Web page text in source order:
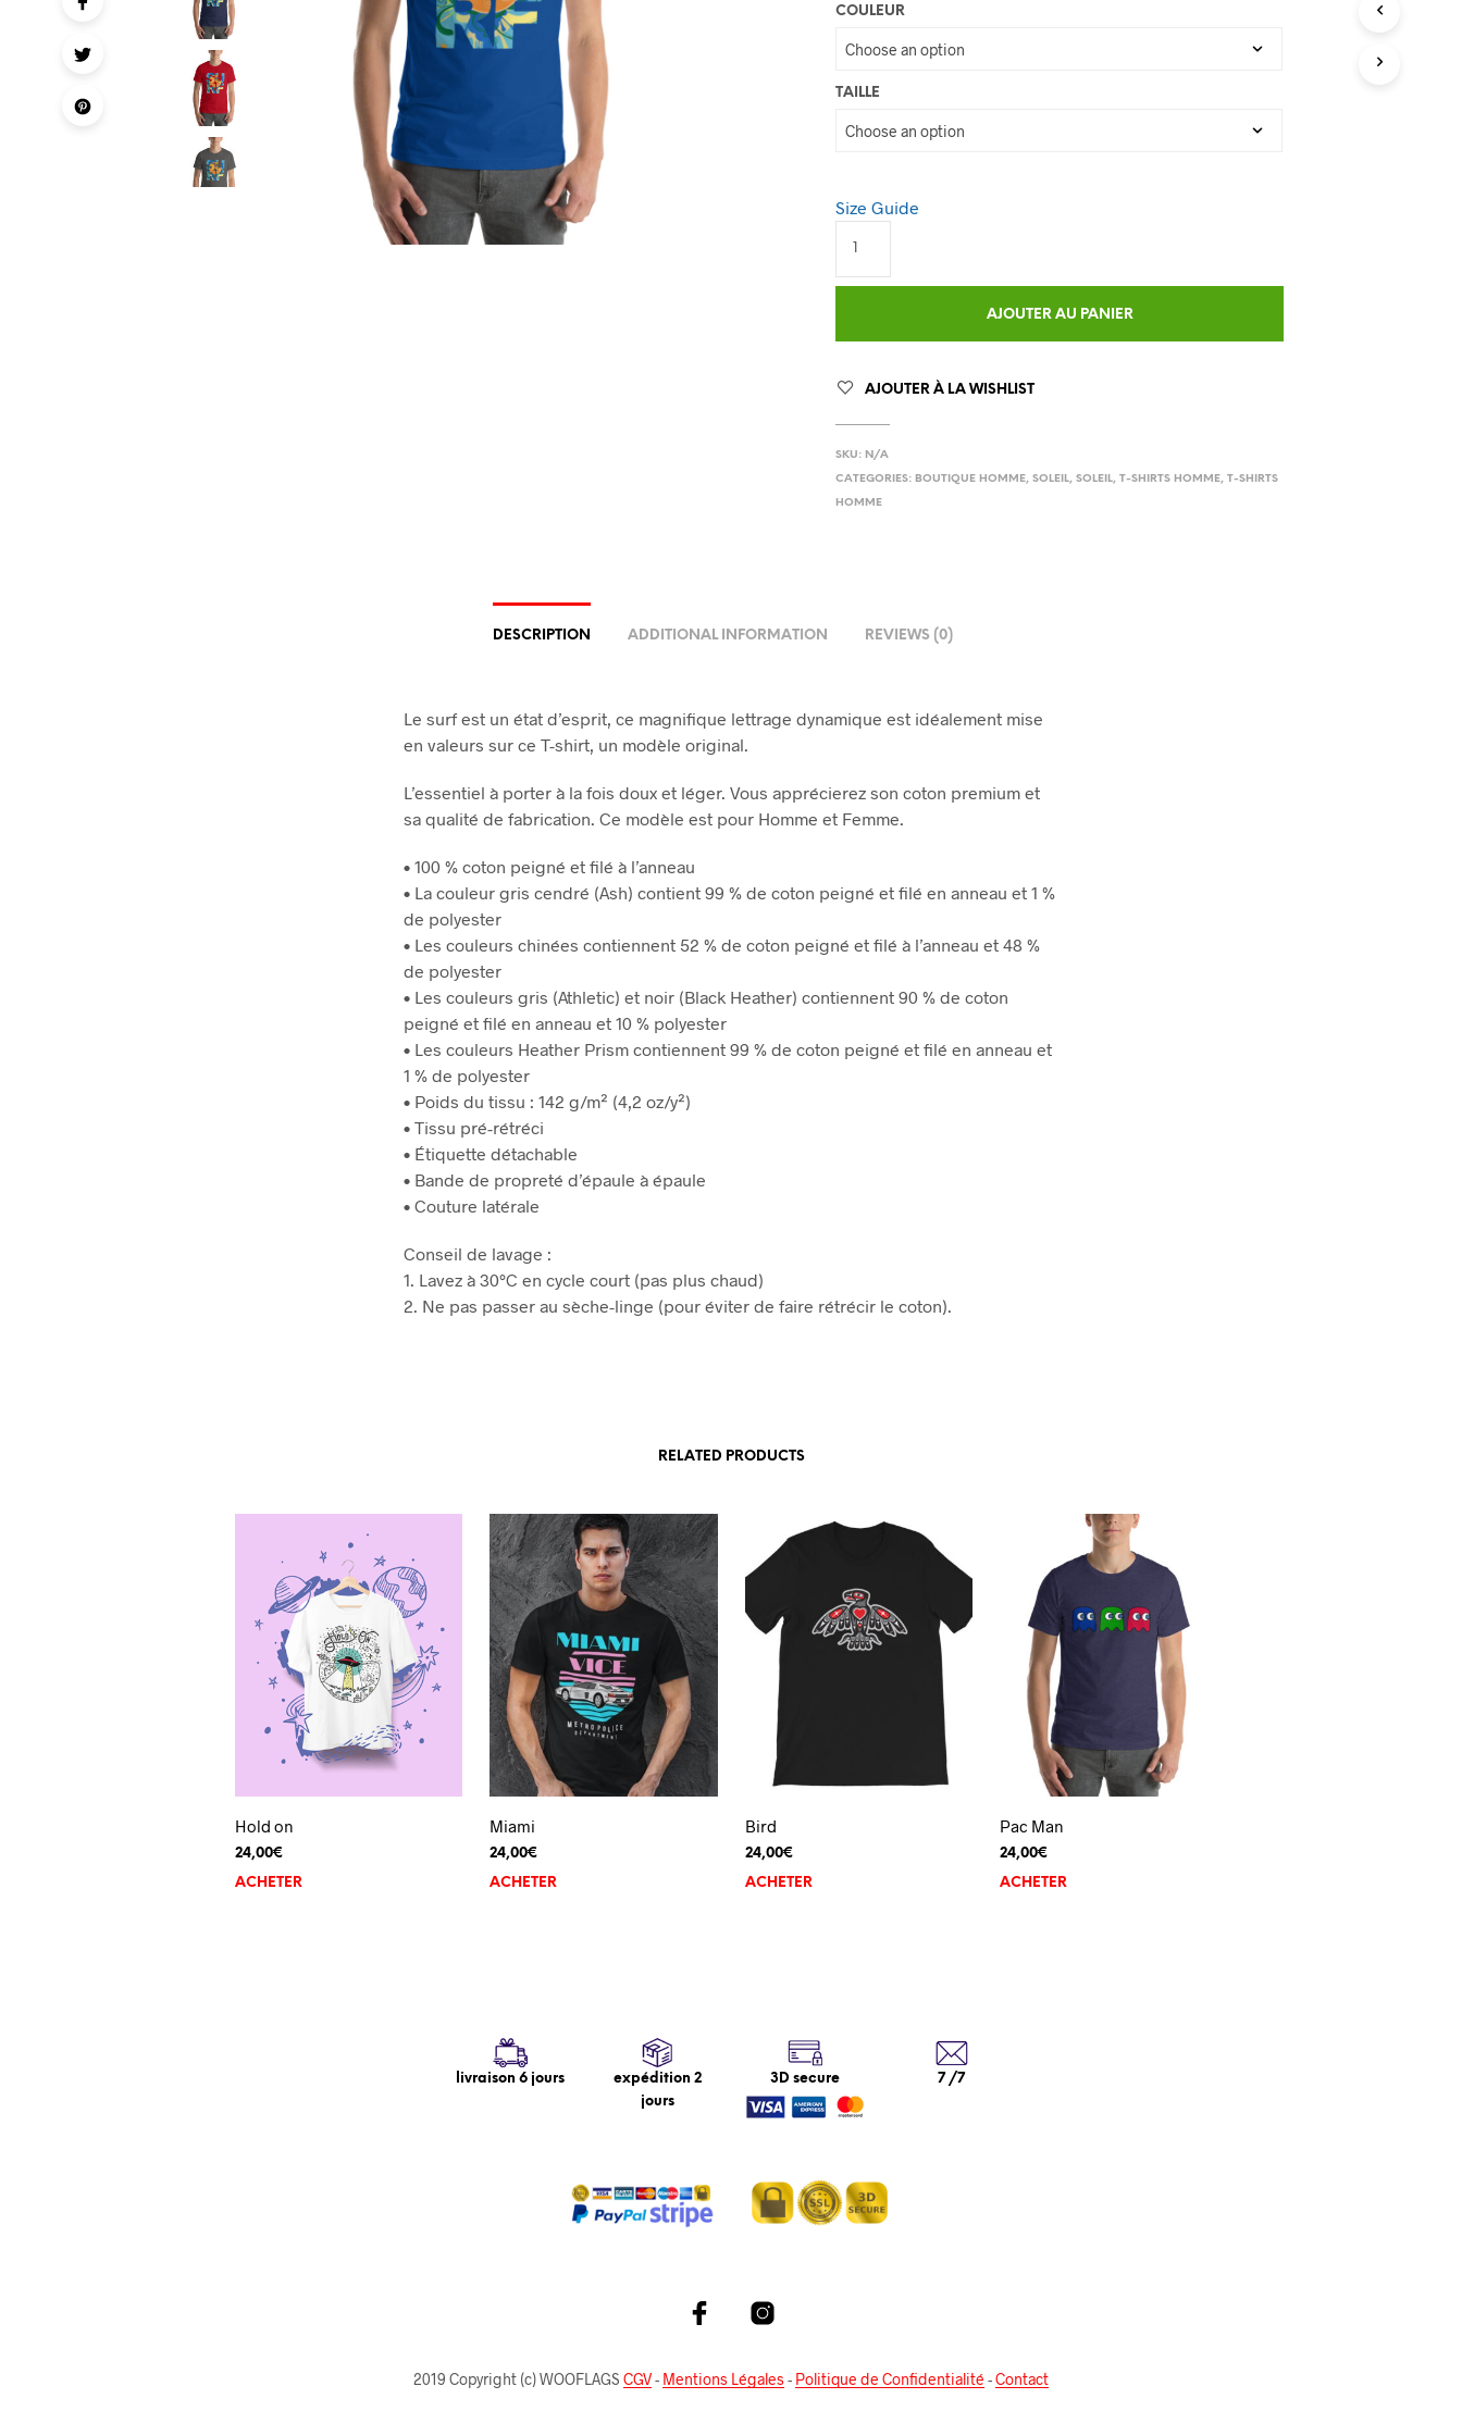
COULEUR
TAILLE
Size Guide
AJOUTER AU PANIER
AJOUTER À LA WISHLIST
SKU: N/A
CATEGORIES: BOUTIQUE HOMME,SOLEIL,SOLEIL,T-SHIRTS HOMME,T-SHIRTS
HOMME
DESCRIPTION ADDITIONAL INFORMATION REVIEWS (0)
Le surf est un état d’esprit, ce magnifique lettrage dynamique est idéalement mise
en valeurs sur ce T-shirt, un modèle original.
L’essentiel à porter à la fois doux et léger. Vous apprécierez son coton premium et
sa qualité de fabrication. Ce modèle est pour Homme et Femme.
• 100 % coton peigné et filé à l’anneau
• La couleur gris cendré (Ash) contient 99 % de coton peigné et filé en anneau et 1 %
de polyester
• Les couleurs chinées contiennent 52 % de coton peigné et filé à l’anneau et 48 %
de polyester
• Les couleurs gris (Athletic) et noir (Black Heather) contiennent 90 % de coton
peigné et filé en anneau et 10 % polyester
• Les couleurs Heather Prism contiennent 99 % de coton peigné et filé en anneau et
1 % de polyester
• Poids du tissu : 142 g/m² (4,2 oz/y²)
• Tissu pré-rétréci
• Étiquette détachable
• Bande de propreté d’épaule à épaule
• Couture latérale
Conseil de lavage :
1. Lavez à 30°C en cycle court (pas plus chaud)
2. Ne pas passer au sèche-linge (pour éviter de faire rétrécir le coton).
RELATED PRODUCTS
Hold on
24,00€
ACHETER
Miami
24,00€
ACHETER
Bird
24,00€
ACHETER
Pac Man
24,00€
ACHETER
livraison 6 jours
expédition 2
jours
3D secure 7 /7
2019 Copyright (c) WOOFLAGS CGV- Mentions Légales- Politique de Confidentialité -Contact